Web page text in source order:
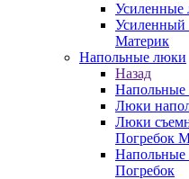
Усиленные
Усиленный
Материк
Напольные люки
Назад
Люки
Люки
Погребок
Напольные
Погребок